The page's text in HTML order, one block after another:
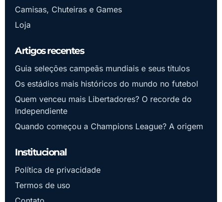
Camisas, Chuteiras e Games
Loja
Artigos recentes
Guia seleções campeãs mundiais e seus títulos
Os estádios mais históricos do mundo no futebol
Quem venceu mais Libertadores? O recorde do
Independiente
Quando começou a Champions League? A origem
Institucional
Política de privacidade
Termos de uso